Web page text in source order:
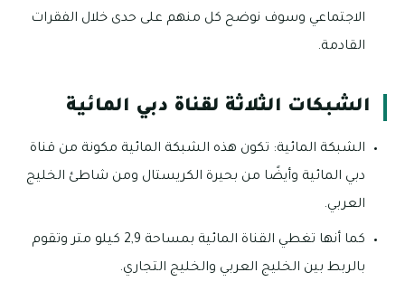
الاجتماعي وسوف نوضح كل منهم على حدى خلال الفقرات
القادمة.
الشبكات الثلاثة لقناة دبي المائية
الشبكة المائية: تكون هذه الشبكة المائية مكونة من قناة
دبي المائية وأيضًا من بحيرة الكريستال ومن شاطئ الخليج
العربي.
كما أنها تغطي القناة المائية بمساحة 2,9 كيلو متر وتقوم
بالربط بين الخليج العربي والخليج التجاري.